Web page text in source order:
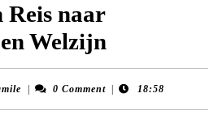
Reis naar
Welzijn
halfamile0 Comment 18:58